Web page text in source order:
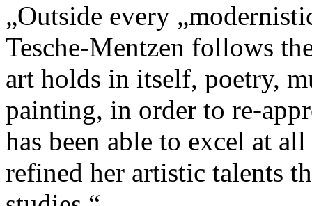
„Outside every
Tesche-Mentzen follows
art holds in itself, poetry,
painting, in order to re-
has been able to excel at
refined her artistic talents